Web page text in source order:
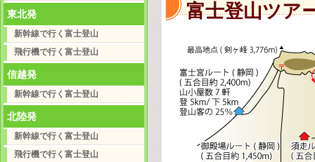
東北発
新幹線で行く富士登山
飛行機で行く富士登山
信越発
新幹線で行く富士登山
北陸発
新幹線で行く富士登山
飛行機で行く富士登山
富士登山ツア